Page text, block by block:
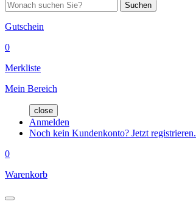
Suchen
Gutschein
0
Merkliste
Mein Bereich
close
Anmelden
Noch kein Kundenkonto? Jetzt registrieren.
0
Warenkorb